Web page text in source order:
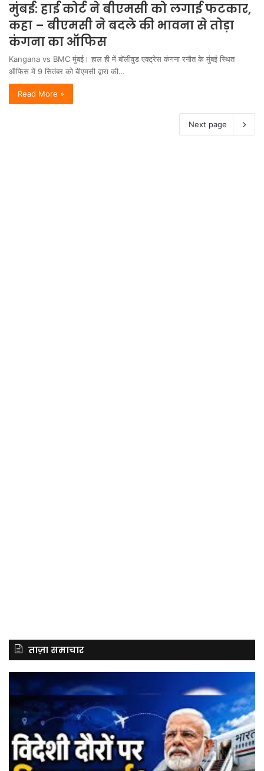
मुंबई: हाई कोर्ट ने बीएमसी को लगाई फटकार,
कहा – बीएमसी ने बदले की भावना से तोड़ा
कंगना का ऑफिस
Kangana vs BMC मुंबई। हाल ही में बॉलीवुड एक्ट्रेस कंगना रनौत के मुंबई स्थित
ऑफिस में 9 सितंबर को बीएमसी द्वारा की…
Read More »
Next page
ताज़ा समाचार